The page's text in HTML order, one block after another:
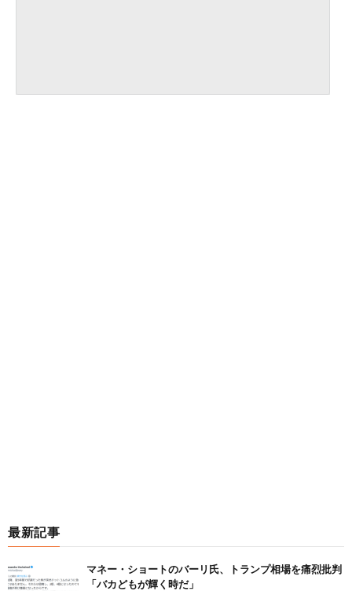
最新記事
マネー・ショートのバーリ氏、トランプ相場を痛烈批判
「バカどもが輝く時だ」